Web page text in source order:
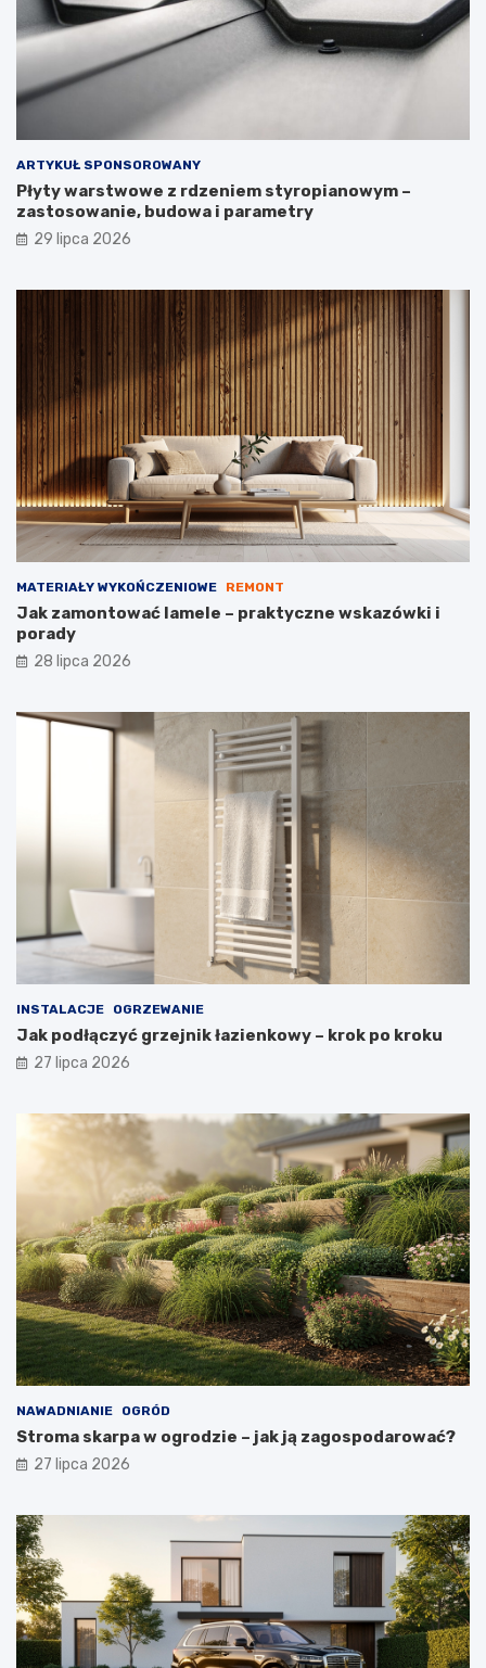
ARTYKUŁ SPONSOROWANY
Płyty warstwowe z rdzeniem styropianowym –
zastosowanie, budowa i parametry
29 lipca 2026
MATERIAŁY WYKOŃCZENIOWE REMONT
Jak zamontować lamele – praktyczne wskazówki i
porady
28 lipca 2026
INSTALACJE OGRZEWANIE
Jak podłączyć grzejnik łazienkowy – krok po kroku
27 lipca 2026
NAWADNIANIE OGRÓD
Stroma skarpa w ogrodzie – jak ją zagospodarować?
27 lipca 2026